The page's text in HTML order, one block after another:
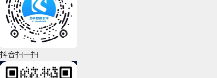
2022年6月(162)
2022年5月(143)
2022年4月(86)
2022年3月(119)
抖音扫一扫